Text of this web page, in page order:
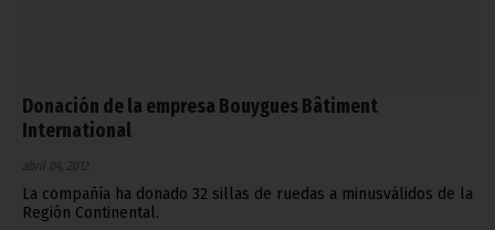
Donación de la empresa Bouygues Bâtiment
International
abril 04, 2012
La compañía ha donado 32 sillas de ruedas a minusválidos de la
Región Continental.